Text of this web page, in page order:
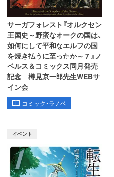
サーガフォレスト『オルクセン
王国史～野蛮なオークの国は、
如何にして平和なエルフの国
を焼き払うに至ったか～ 7 』ノ
ベルス＆コミックス同月発売
記念 樽見京一郎先生WEBサ
イン会
コミック・ラノベ
イベント